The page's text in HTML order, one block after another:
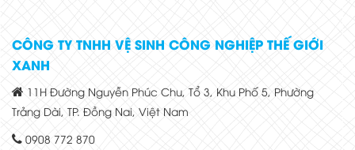
CÔNG TY TNHH VỆ SINH CÔNG NGHIỆP THẾ GIỚI
XANH
11H Đường Nguyễn Phúc Chu, Tổ 3, Khu Phố 5, Phường
Trảng Dài, TP. Đồng Nai, Việt Nam
0908 772 870